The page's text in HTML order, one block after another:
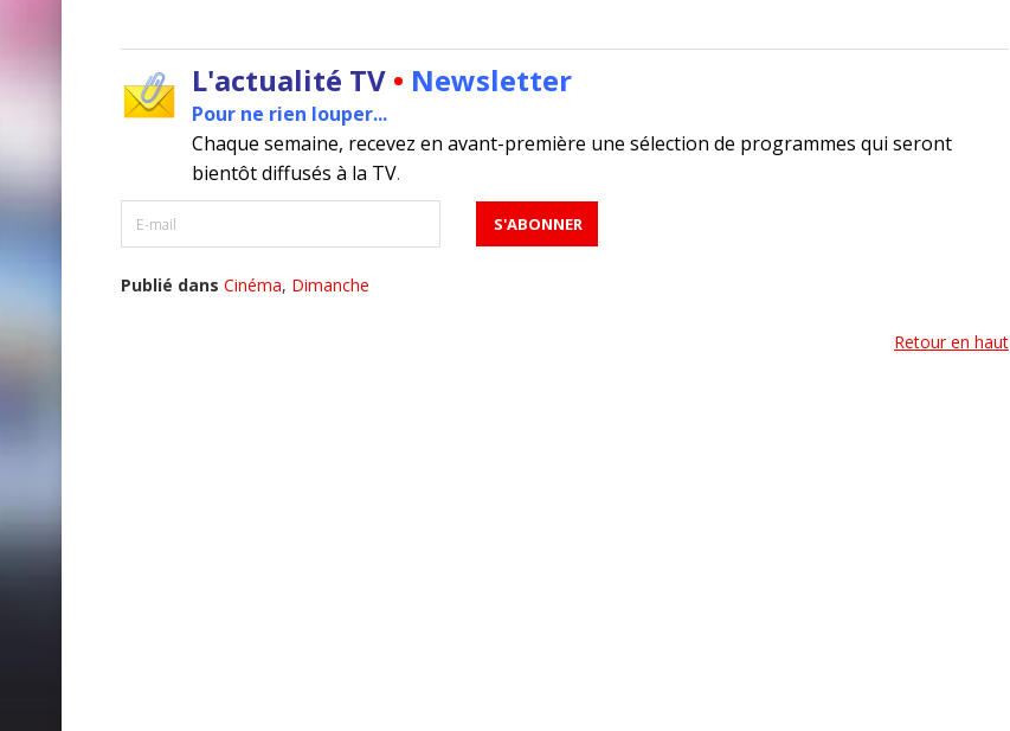
L'actualité TV • Newsletter
Pour ne rien louper...
Chaque semaine, recevez en avant-première une sélection de programmes qui seront
bientôt diffusés à la TV.
Publié dans Cinéma, Dimanche
Retour en haut